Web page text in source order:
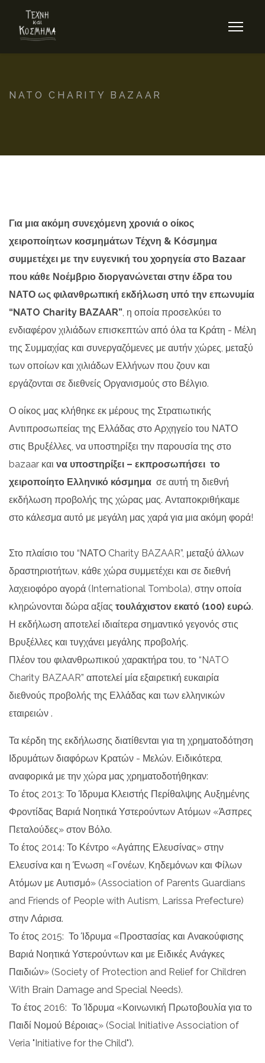
NATO CHARITY BAZAAR
Για μια ακόμη συνεχόμενη χρονιά ο οίκος
χειροποίητων κοσμημάτων Τέχνη & Κόσμημα
συμμετέχει με την ευγενική του χορηγεία στο Bazaar
που κάθε Νοέμβριο διοργανώνεται στην έδρα του
ΝΑΤΟ ως φιλανθρωπική εκδήλωση υπό την επωνυμία
“NATO Charity BAZAAR”, η οποία προσελκύει το
ενδιαφέρον χιλιάδων επισκεπτών από όλα τα Κράτη - Μέλη
της Συμμαχίας και συνεργαζόμενες με αυτήν χώρες, μεταξύ
των οποίων και χιλιάδων Ελλήνων που ζουν και
εργάζονται σε διεθνείς Οργανισμούς στο Βέλγιο.
Ο οίκος μας κλήθηκε εκ μέρους της Στρατιωτικής
Αντιπροσωπείας της Ελλάδας στο Αρχηγείο του ΝΑΤΟ
στις Βρυξέλλες, να υποστηρίξει την παρουσία της στο
bazaar και να υποστηρίξει – εκπροσωπήσει το
χειροποίητο Ελληνικό κόσμημα σε αυτή τη διεθνή
εκδήλωση προβολής της χώρας μας. Ανταποκριθήκαμε
στο κάλεσμα αυτό με μεγάλη μας χαρά για μια ακόμη φορά!
Στο πλαίσιο του “ΝΑΤΟ Charity BAZAAR”, μεταξύ άλλων
δραστηριοτήτων, κάθε χώρα συμμετέχει και σε διεθνή
λαχειοφόρο αγορά (International Tombola), στην οποία
κληρώνονται δώρα αξίας τουλάχιστον εκατό (100) ευρώ.
Η εκδήλωση αποτελεί ιδιαίτερα σημαντικό γεγονός στις
Βρυξέλλες και τυγχάνει μεγάλης προβολής.
Πλέον του φιλανθρωπικού χαρακτήρα του, το “NATO
Charity BAZAAR” αποτελεί μία εξαιρετική ευκαιρία
διεθνούς προβολής της Ελλάδας και των ελληνικών
εταιρειών .
Τα κέρδη της εκδήλωσης διατίθενται για τη χρηματοδότηση
Ιδρυμάτων διαφόρων Κρατών - Μελών. Ειδικότερα,
αναφορικά με την χώρα μας χρηματοδοτήθηκαν:
Το έτος 2013: Το Ίδρυμα Κλειστής Περίθαλψης Αυξημένης
Φροντίδας Βαριά Νοητικά Υστερούντων Ατόμων «Άσπρες
Πεταλούδες» στον Βόλο.
Το έτος 2014: Το Κέντρο «Αγάπης Ελευσίνας» στην
Ελευσίνα και η Ένωση «Γονέων, Κηδεμόνων και Φίλων
Ατόμων με Αυτισμό» (Association of Parents Guardians
and Friends of People with Autism, Larissa Prefecture)
στην Λάρισα.
Το έτος 2015: Το Ίδρυμα «Προστασίας και Ανακούφισης
Βαριά Νοητικά Υστερούντων και με Ειδικές Ανάγκες
Παιδιών» (Society of Protection and Relief for Children
With Brain Damage and Special Needs).
Το έτος 2016: Το Ίδρυμα «Κοινωνική Πρωτοβουλία για το
Παιδί Νομού Βέροιας» (Social Initiative Association of
Veria "Initiative for the Child").